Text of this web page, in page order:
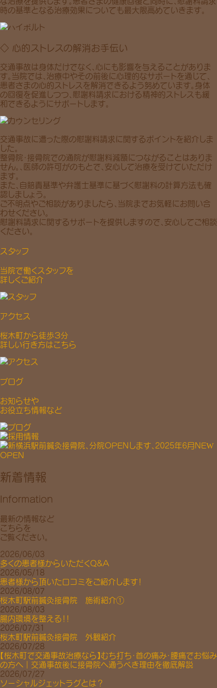
時の基準となる治療効果についても最大限高めていきます。
◇ 心的ストレスの解消お手伝い
交通事故は身体だけでなく、心にも影響を与えることがありま
す。当院では、治療中やその前後に心理的なサポートを通じて、
患者さまの心的ストレスを解消できるよう努めています。身体
の回復を促進しつつ、慰謝料請求における精神的ストレスも緩
和できるようにサポートします。
交通事故に遭った際の慰謝料請求に関するポイントを紹介しま
した。
整骨院・接骨院での通院が慰謝料減額につながることはありま
せん。、医師の許可がのもとで、安心して治療を受けていただけ
ます。
また、自賠責基準や弁護士基準に基づく慰謝料の計算方法も確
認しましょう。
ご不明点やご相談がありましたら、当院までお気軽にお問い合
わせください。
慰謝料請求に関するサポートを提供しますので、安心してご相談
ください。
スタッフ
当院で働くスタッフを
詳しくご紹介
アクセス
桜木町から徒歩３分
詳しい行き方はこちら
ブログ
お知らせや
お役立ち情報など
新着情報
Information
最新の情報など
こちらを
ご覧ください。
2026/06/03
多くの患者様からいただくQ&A
2026/05/18
患者様から頂いた口コミをご紹介します！
2026/08/07
桜木町駅前鍼灸接骨院 施術紹介①
2026/08/03
腸内環境を整える！！
2026/07/31
桜木町駅前鍼灸接骨院 外観紹介
2026/07/28
【桜木町で交通事故治療なら】むち打ち・首の痛み・腰痛でお悩み
の方へ｜交通事故後に接骨院へ通うべき理由を徹底解説
2026/07/27
ソーシャルジェットラグとは？